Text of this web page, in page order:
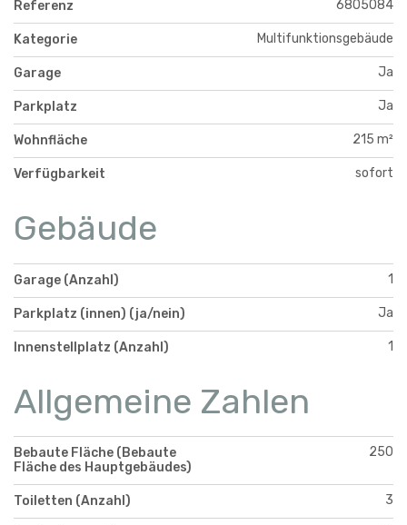
Referenz 6805084
Kategorie Multifunktionsgebäude
Garage Ja
Parkplatz Ja
Wohnfläche 215 m²
Verfügbarkeit sofort
Gebäude
Garage (Anzahl) 1
Parkplatz (innen) (ja/nein) Ja
Innenstellplatz (Anzahl) 1
Allgemeine Zahlen
Bebaute Fläche (Bebaute
Fläche des Hauptgebäudes)
250
Toiletten (Anzahl) 3